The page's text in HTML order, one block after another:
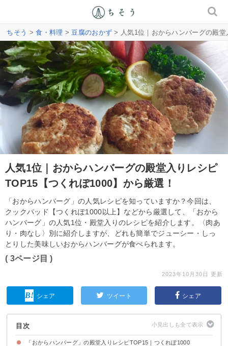
ちそう >食・料理 >豆腐のおかず > 人気1位｜おからハンバーグの殿
人気1位｜おからハンバーグの殿堂入りレシピ
TOP15【つくれぽ1000】から厳選！
「おからハンバーグ」の人気レシピを知っていますか？今回は、
クックパッド【つくれぽ1000以上】などから厳選して、「おから
ハンバーグ」の人気1位・殿堂入りのレシピを紹介します。〈肉あ
り・肉なし〉別に紹介しますが、どれも簡単でジューシー・しっ
とりした美味しいおからハンバーグが食べられます。
( 3ページ目 )
2023年10月30日 更新
シェア ツイート シェア
目次
「おからハンバーグ」の殿堂入りレシピTOP15｜つくれぽ1000